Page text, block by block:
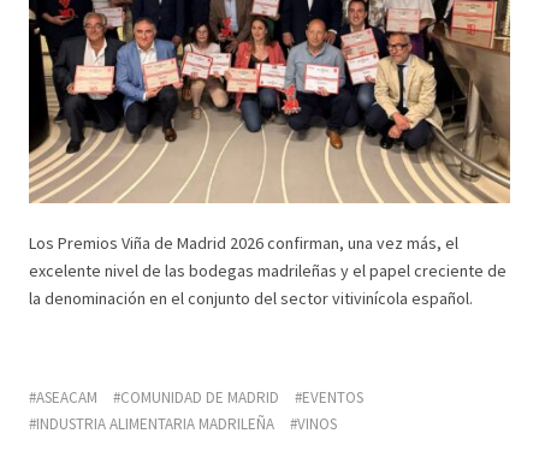
Los Premios Viña de Madrid 2026 confirman, una vez más, el
excelente nivel de las bodegas madrileñas y el papel creciente de
la denominación en el conjunto del sector vitivinícola español.
ASEACAM COMUNIDAD DE MADRID
EVENTOS
INDUSTRIA ALIMENTARIA MADRILEÑA
VINOS